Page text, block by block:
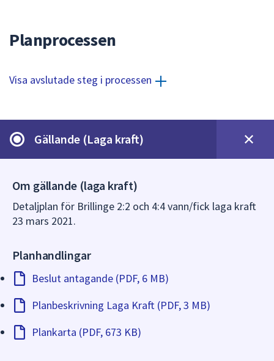
Planprocessen
Visa avslutade steg i processen
Gällande (Laga kraft)
Om gällande (laga kraft)
Detaljplan för Brillinge 2:2 och 4:4 vann/fick laga kraft
23 mars 2021.
Planhandlingar
Beslut antagande (PDF, 6 MB)
Planbeskrivning Laga Kraft (PDF, 3 MB)
Plankarta (PDF, 673 KB)